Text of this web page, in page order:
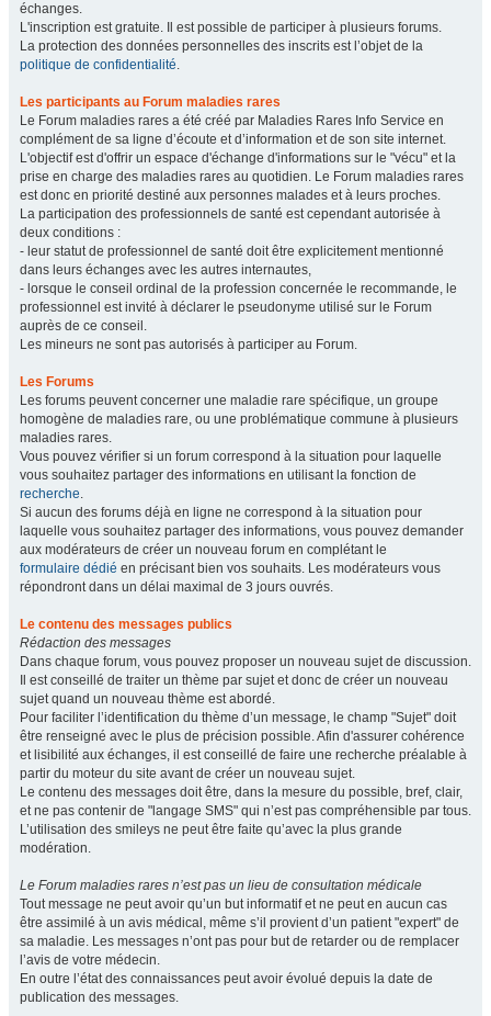
échanges.
L'inscription est gratuite. Il est possible de participer à plusieurs forums.
La protection des données personnelles des inscrits est l’objet de la
politique de confidentialité.
Les participants au Forum maladies rares
Le Forum maladies rares a été créé par Maladies Rares Info Service en
complément de sa ligne d’écoute et d’information et de son site internet.
L'objectif est d'offrir un espace d'échange d'informations sur le "vécu" et la
prise en charge des maladies rares au quotidien. Le Forum maladies rares
est donc en priorité destiné aux personnes malades et à leurs proches.
La participation des professionnels de santé est cependant autorisée à
deux conditions :
- leur statut de professionnel de santé doit être explicitement mentionné
dans leurs échanges avec les autres internautes,
- lorsque le conseil ordinal de la profession concernée le recommande, le
professionnel est invité à déclarer le pseudonyme utilisé sur le Forum
auprès de ce conseil.
Les mineurs ne sont pas autorisés à participer au Forum.
Les Forums
Les forums peuvent concerner une maladie rare spécifique, un groupe
homogène de maladies rare, ou une problématique commune à plusieurs
maladies rares.
Vous pouvez vérifier si un forum correspond à la situation pour laquelle
vous souhaitez partager des informations en utilisant la fonction de
recherche.
Si aucun des forums déjà en ligne ne correspond à la situation pour
laquelle vous souhaitez partager des informations, vous pouvez demander
aux modérateurs de créer un nouveau forum en complétant le
formulaire dédié en précisant bien vos souhaits. Les modérateurs vous
répondront dans un délai maximal de 3 jours ouvrés.
Le contenu des messages publics
Rédaction des messages
Dans chaque forum, vous pouvez proposer un nouveau sujet de discussion.
Il est conseillé de traiter un thème par sujet et donc de créer un nouveau
sujet quand un nouveau thème est abordé.
Pour faciliter l’identification du thème d’un message, le champ "Sujet" doit
être renseigné avec le plus de précision possible. Afin d'assurer cohérence
et lisibilité aux échanges, il est conseillé de faire une recherche préalable à
partir du moteur du site avant de créer un nouveau sujet.
Le contenu des messages doit être, dans la mesure du possible, bref, clair,
et ne pas contenir de "langage SMS" qui n’est pas compréhensible par tous.
L’utilisation des smileys ne peut être faite qu’avec la plus grande
modération.
Le Forum maladies rares n’est pas un lieu de consultation médicale
Tout message ne peut avoir qu’un but informatif et ne peut en aucun cas
être assimilé à un avis médical, même s’il provient d’un patient "expert" de
sa maladie. Les messages n’ont pas pour but de retarder ou de remplacer
l’avis de votre médecin.
En outre l’état des connaissances peut avoir évolué depuis la date de
publication des messages.